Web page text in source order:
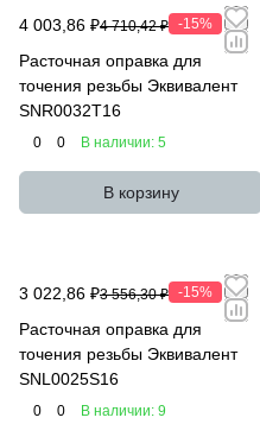
4 003,86 ₽4 710,42 ₽ -15%
Расточная оправка для
точения резьбы Эквивалент
SNR0032T16
0 0 В наличии: 5
В корзину
3 022,86 ₽3 556,30 ₽ -15%
Расточная оправка для
точения резьбы Эквивалент
SNL0025S16
0 0 В наличии: 9